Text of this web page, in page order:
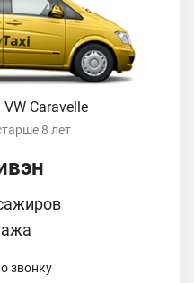
VW Caravelle
8 лет
звонку